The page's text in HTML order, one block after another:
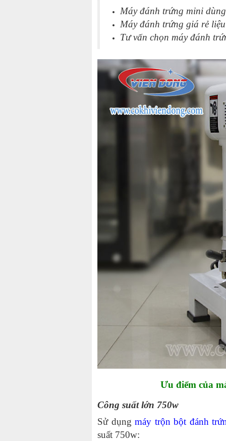
Máy đánh trứng mini
Máy đánh trứng giá rẻ
Tư vấn chọn máy đánh
Ưu điểm của
Công suất lớn 750w
Sử dụngmáy trộn bột đánh
suất 750w: